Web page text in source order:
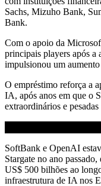
Sachs, Mizuho Bank,
Bank.
Com o apoio da
principais players após a
impulsionou um
O empréstimo reforça a
IA, após anos em que o
extraordinários e
SoftBank e OpenAI
Stargate no ano
US$ 500 bilhões ao
infraestrutura de IA nos